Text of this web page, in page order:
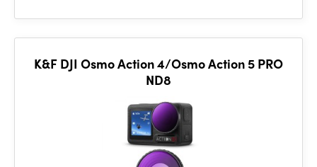
K&F DJI Osmo Action 4/Osmo Action 5 PRO
ND8